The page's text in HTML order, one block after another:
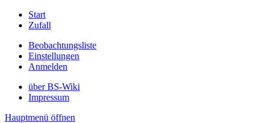
Start
Zufall
Beobachtungsliste
Einstellungen
Anmelden
über BS-Wiki
Impressum
Hauptmenü öffnen